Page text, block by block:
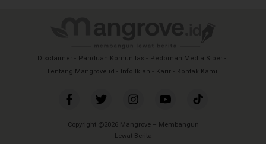
Disclaimer Panduan Komunitas
Pedoman Media Siber
Tentang Mangrove.id
Info Iklan Karir Kontak Kami
Copyright @2026 Mangrove – Membangun
Lewat Berita